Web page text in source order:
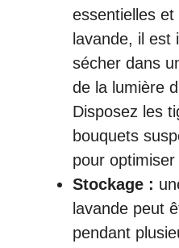
essentielles
lavande, il est
sécher dans
de la lumière
Disposez les
bouquets
pour optimiser
Stockage :
lavande peut
pendant